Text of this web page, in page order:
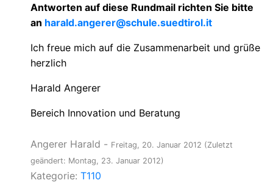
Antworten auf diese Rundmail richten Sie bitte
an harald.angerer@schule.suedtirol.it
Ich freue mich auf die Zusammenarbeit und grüße
herzlich
Harald Angerer
Bereich Innovation und Beratung
Angerer Harald - Freitag, 20. Januar 2012 (Zuletzt
geändert: Montag, 23. Januar 2012)
Kategorie: T110